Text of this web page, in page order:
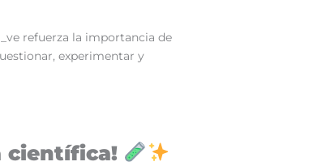
refuerza la importancia de
experimentar y
científica!